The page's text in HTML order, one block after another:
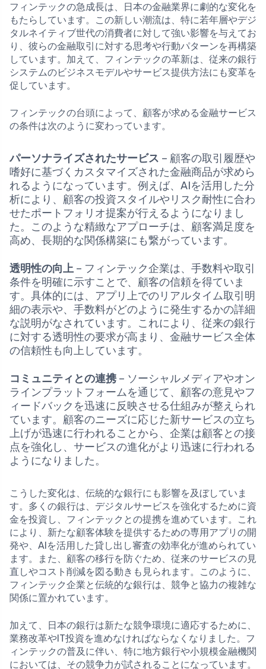
フィンテックの急成長は、日本の金融業界に劇的な変化を
もたらしています。この新しい潮流は、特に若年層やデジ
タルネイティブ世代の消費者に対して強い影響を与えてお
り、彼らの金融取引に対する思考や行動パターンを再構築
しています。加えて、フィンテックの革新は、従来の銀行
システムのビジネスモデルやサービス提供方法にも変革を
促しています。
フィンテックの台頭によって、顧客が求める金融サービス
の条件は次のように変わっています。
パーソナライズされたサービス – 顧客の取引履歴や
嗜好に基づくカスタマイズされた金融商品が求めら
れるようになっています。例えば、AIを活用した分
析により、顧客の投資スタイルやリスク耐性に合わ
せたポートフォリオ提案が行えるようになりまし
た。このような精緻なアプローチは、顧客満足度を
高め、長期的な関係構築にも繋がっています。
透明性の向上 – フィンテック企業は、手数料や取引
条件を明確に示すことで、顧客の信頼を得ていま
す。具体的には、アプリ上でのリアルタイム取引明
細の表示や、手数料がどのように発生するかの詳細
な説明がなされています。これにより、従来の銀行
に対する透明性の要求が高まり、金融サービス全体
の信頼性も向上しています。
コミュニティとの連携 – ソーシャルメディアやオン
ラインプラットフォームを通じて、顧客の意見やフ
ィードバックを迅速に反映させる仕組みが整えられ
ています。顧客のニーズに応じた新サービスの立ち
上げが迅速に行われることから、企業は顧客との接
点を強化し、サービスの進化がより迅速に行われる
ようになりました。
こうした変化は、伝統的な銀行にも影響を及ぼしていま
す。多くの銀行は、デジタルサービスを強化するために資
金を投資し、フィンテックとの提携を進めています。これ
により、新たな顧客体験を提供するための専用アプリの開
発や、AIを活用した貸し出し審査の効率化が進められてい
ます。また、顧客の移行を防ぐため、従来のサービスの見
直しやコスト削減を図る動きも見られます。このように、
フィンテック企業と伝統的な銀行は、競争と協力の複雑な
関係に置かれています。
加えて、日本の銀行は新たな競争環境に適応するために、
業務改革やIT投資を進めなければならなくなりました。フ
ィンテックの普及に伴い、特に地方銀行や小規模金融機関
においては、その競争力が試されることになっています。